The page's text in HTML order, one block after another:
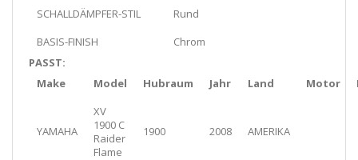
SCHALLDÄMPFER-STIL
Rund
BASIS-FINISH
Chrom
PASST:
Make
Model Hubraum Jahr Land Motor
YAMAHA
XV
1900 C
Raider
Flame
1900 2008 AMERIKA